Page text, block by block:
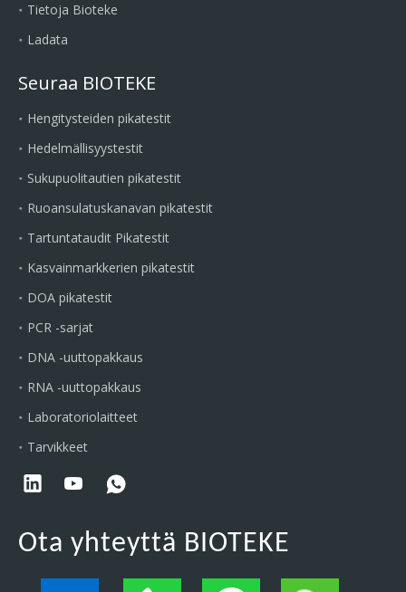
Tietoja Bioteke
Ladata
Seuraa BIOTEKE
Hengitysteiden pikatestit
Hedelmällisyystestit
Sukupuolitautien pikatestit
Ruoansulatuskanavan pikatestit
Tartuntataudit Pikatestit
Kasvainmarkkerien pikatestit
DOA pikatestit
PCR -sarjat
DNA -uuttopakkaus
RNA -uuttopakkaus
Laboratoriolaitteet
Tarvikkeet
Ota yhteyttä BIOTEKE